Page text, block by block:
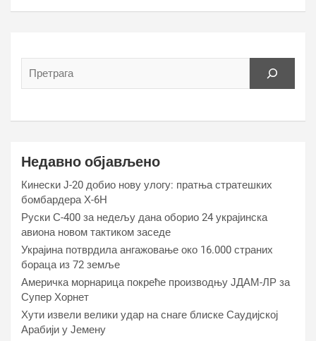
Недавно објављено
Кинески Ј-20 добио нову улогу: пратња стратешких
бомбардера Х-6Н
Руски С-400 за недељу дана оборио 24 украјинска
авиона новом тактиком заседе
Украјина потврдила ангажовање око 16.000 страних
бораца из 72 земље
Америчка морнарица покреће производњу ЈДАМ-ЛР за
Супер Хорнет
Хути извели велики удар на снаге блиске Саудијској
Арабији у Јемену